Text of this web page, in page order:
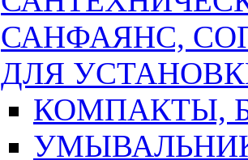
САНФАЯНС,
ДЛЯ
КОМПАКТЫ,